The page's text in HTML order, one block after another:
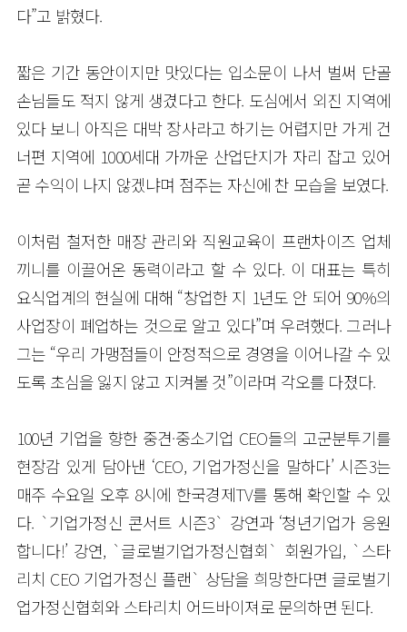
다”고 밝혔다.
짧은 기간 동안이지만 맛있다는 입소문이 나서 벌써 단골
손님들도 적지 않게 생겼다고 한다. 도심에서 외진 지역에
있다 보니 아직은 대박 장사라고 하기는 어렵지만 가게 건
너편 지역에 1000세대 가까운 산업단지가 자리 잡고 있어
곧 수익이 나지 않겠냐며 점주는 자신에 찬 모습을 보였다.
이처럼 철저한 매장 관리와 직원교육이 프랜차이즈 업체
끼니를 이끌어온 동력이라고 할 수 있다. 이 대표는 특히
요식업계의 현실에 대해 “창업한 지 1년도 안 되어 90%의
사업장이 폐업하는 것으로 알고 있다”며 우려했다. 그러나
그는 “우리 가맹점들이 안정적으로 경영을 이어나갈 수 있
도록 초심을 잃지 않고 지켜볼 것”이라며 각오를 다졌다.
100년 기업을 향한 중견·중소기업 CEO들의 고군분투기를
현장감 있게 담아낸 ‘CEO, 기업가정신을 말하다’ 시즌3는
매주 수요일 오후 8시에 한국경제TV를 통해 확인할 수 있
다. `기업가정신 콘서트 시즌3` 강연과 ‘청년기업가 응원
합니다!’ 강연, `글로벌기업가정신협회` 회원가입, `스타
리치 CEO 기업가정신 플랜` 상담을 희망한다면 글로벌기
업가정신협회와 스타리치 어드바이져로 문의하면 된다.